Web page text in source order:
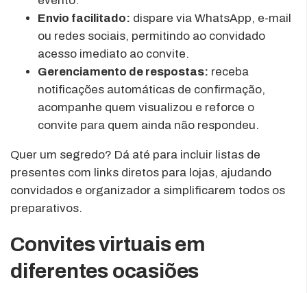
Envio facilitado: dispare via WhatsApp, e-mail
ou redes sociais, permitindo ao convidado
acesso imediato ao convite.
Gerenciamento de respostas: receba
notificações automáticas de confirmação,
acompanhe quem visualizou e reforce o
convite para quem ainda não respondeu.
Quer um segredo? Dá até para incluir listas de
presentes com links diretos para lojas, ajudando
convidados e organizador a simplificarem todos os
preparativos.
Convites virtuais em
diferentes ocasiões